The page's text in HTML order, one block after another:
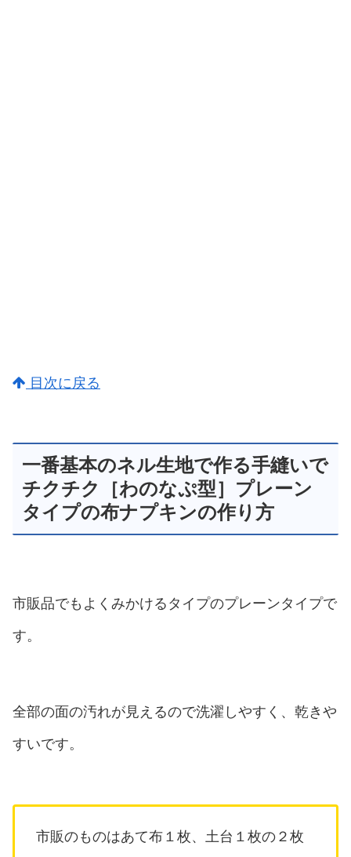
目次に戻る
一番基本のネル生地で作る手縫いで
チクチク［わのなぷ型］プレーン
タイプの布ナプキンの作り方
市販品でもよくみかけるタイプのプレーンタイプで
す。
全部の面の汚れが見えるので洗濯しやすく、乾きや
すいです。
市販のものはあて布１枚、土台１枚の２枚